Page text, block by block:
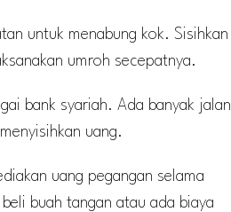
untuk menabung kok. Sisihkan
umroh secepatnya.
bank syariah. Ada banyak jalan
uang.
uang pegangan selama
buah tangan atau ada biaya